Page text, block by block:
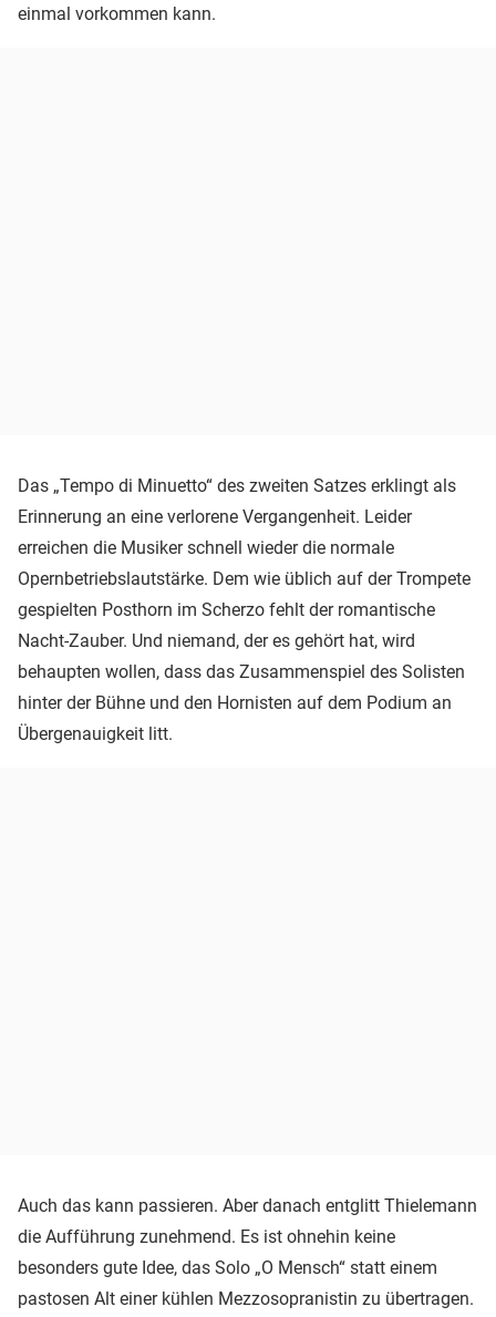
einmal vorkommen kann.
Das „Tempo di Minuetto“ des zweiten Satzes erklingt als
Erinnerung an eine verlorene Vergangenheit. Leider
erreichen die Musiker schnell wieder die normale
Opernbetriebslautstärke. Dem wie üblich auf der Trompete
gespielten Posthorn im Scherzo fehlt der romantische
Nacht-Zauber. Und niemand, der es gehört hat, wird
behaupten wollen, dass das Zusammenspiel des Solisten
hinter der Bühne und den Hornisten auf dem Podium an
Übergenauigkeit litt.
Auch das kann passieren. Aber danach entglitt Thielemann
die Aufführung zunehmend. Es ist ohnehin keine
besonders gute Idee, das Solo „O Mensch“ statt einem
pastosen Alt einer kühlen Mezzosopranistin zu übertragen.